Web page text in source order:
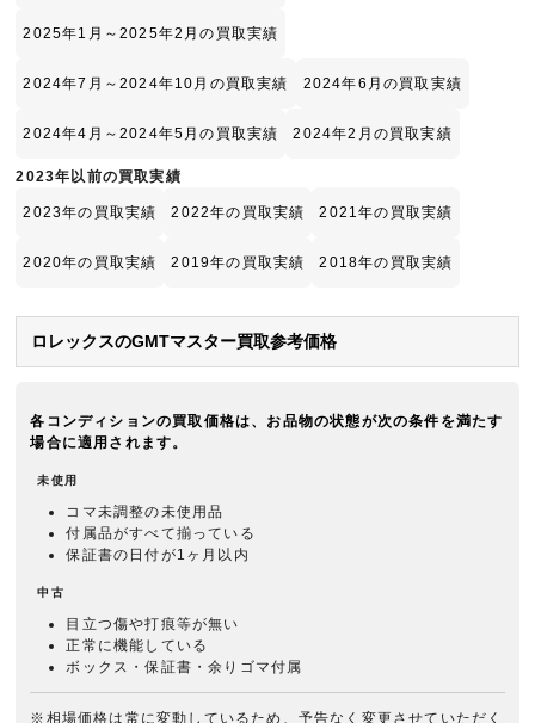
2025年1月～2025年2月の買取実績
2024年7月～2024年10月の買取実績 2024年6月の買取実績
2024年4月～2024年5月の買取実績 2024年2月の買取実績
2023年以前の買取実績
2023年の買取実績 2022年の買取実績 2021年の買取実績
2020年の買取実績 2019年の買取実績 2018年の買取実績
ロレックスのGMTマスター買取参考価格
各コンディションの買取価格は、お品物の状態が次の条件を満たす
場合に適用されます。
未使用
コマ未調整の未使用品
付属品がすべて揃っている
保証書の日付が1ヶ月以内
中古
目立つ傷や打痕等が無い
正常に機能している
ボックス・保証書・余りゴマ付属
※相場価格は常に変動しているため、予告なく変更させていただく